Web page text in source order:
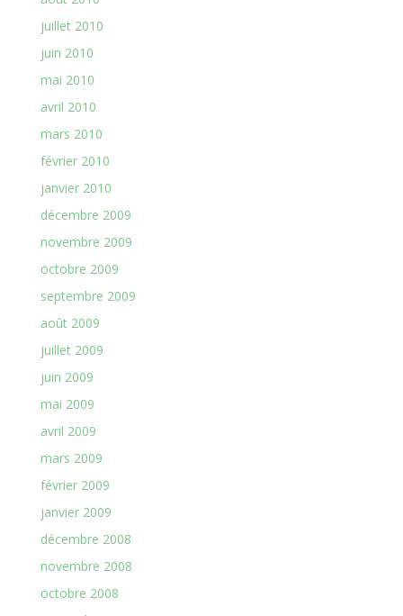
juillet 2010
juin 2010
mai 2010
avril 2010
mars 2010
février 2010
janvier 2010
décembre 2009
novembre 2009
octobre 2009
septembre 2009
août 2009
juillet 2009
juin 2009
mai 2009
avril 2009
mars 2009
février 2009
janvier 2009
décembre 2008
novembre 2008
octobre 2008